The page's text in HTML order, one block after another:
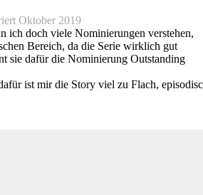
Oktober 2019
ich doch viele Nominierungen verstehen,
Bereich, da die Serie wirklich gut
sie dafür die Nominierung Outstanding
ist mir die Story viel zu Flach,